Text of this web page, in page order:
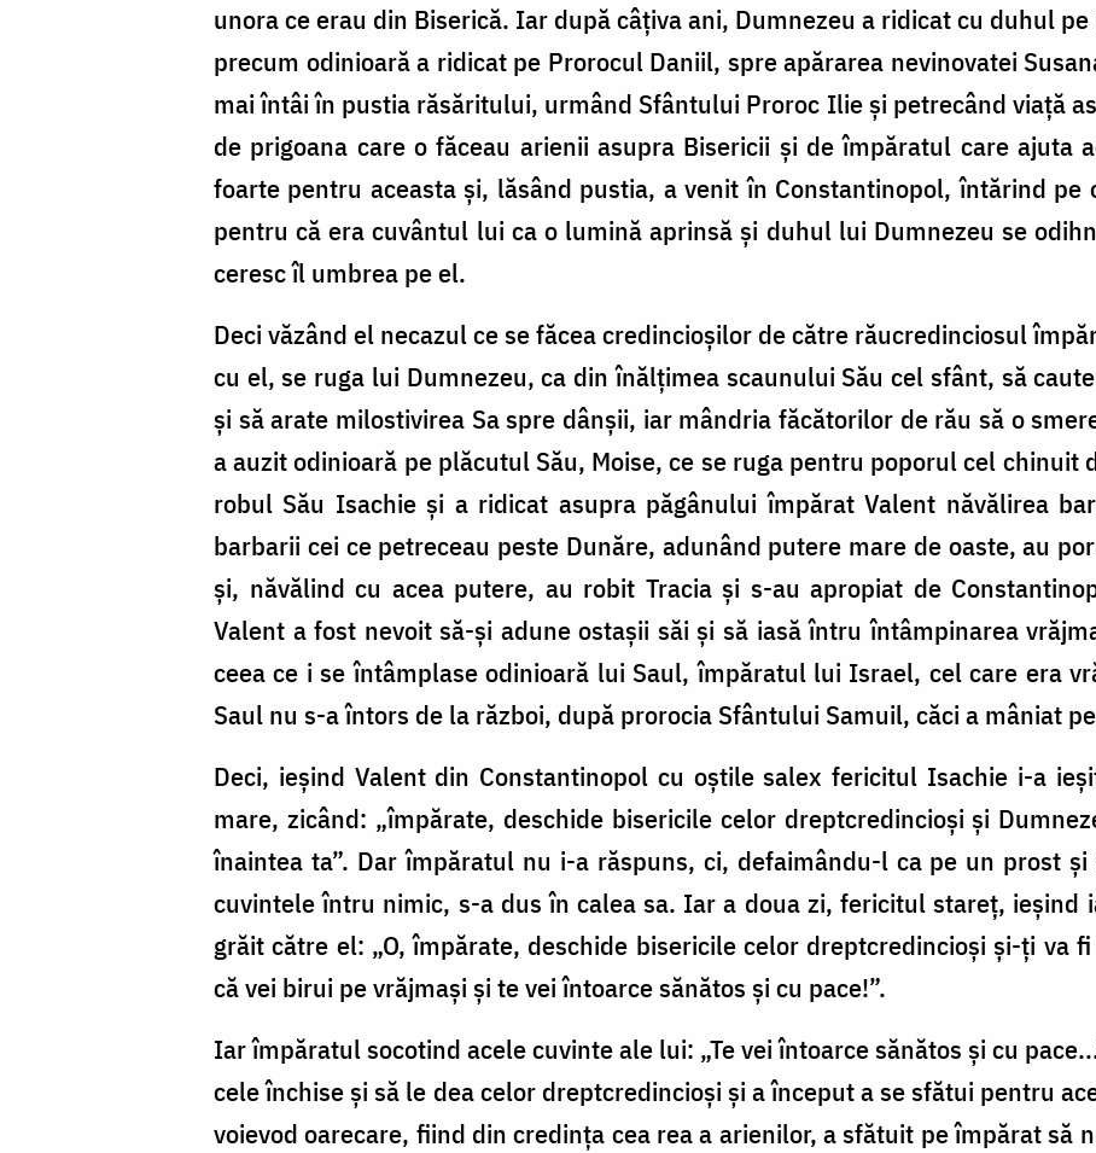
unora ce erau din Biserică. Iar după câțiva ani, Dumnezeu a ridicat cu duhul
precum odinioară a ridicat pe Prorocul Daniil, spre apărarea nevinovatei
mai întâi în pustia răsăritului, urmând Sfântului Proroc Ilie și petrecând viață
de prigoana care o făceau arienii asupra Bisericii și de împăratul care ajuta
foarte pentru aceasta și, lăsând pustia, a venit în Constantinopol, întărind pe
pentru că era cuvântul lui ca o lumină aprinsă și duhul lui Dumnezeu se
ceresc îl umbrea pe el.
Deci văzând el necazul ce se făcea credincioșilor de către răucredinciosul
cu el, se ruga lui Dumnezeu, ca din înălțimea scaunului Său cel sfânt, să
și să arate milostivirea Sa spre dânșii, iar mândria făcătorilor de rău să o
a auzit odinioară pe plăcutul Său, Moise, ce se ruga pentru poporul cel chinuit
robul Său Isachie și a ridicat asupra păgânului împărat Valent năvălirea
barbarii cei ce petreceau peste Dunăre, adunând putere mare de oaste, au
și, năvălind cu acea putere, au robit Tracia și s-au apropiat de
Valent a fost nevoit să-și adune ostașii săi și să iasă întru întâmpinarea
ceea ce i se întâmplase odinioară lui Saul, împăratul lui Israel, cel care era
Saul nu s-a întors de la război, după prorocia Sfântului Samuil, căci a mâniat
Deci, ieșind Valent din Constantinopol cu oștile salex fericitul Isachie i-a
mare, zicând: „împărate, deschide bisericile celor dreptcredincioși și
înaintea ta”. Dar împăratul nu i-a răspuns, ci, defaimându-l ca pe un prost
cuvintele întru nimic, s-a dus în calea sa. Iar a doua zi, fericitul stareț, ieșind
grăit către el: „O, împărate, deschide bisericile celor dreptcredincioși și-ți va
că vei birui pe vrăjmași și te vei întoarce sănătos și cu pace!”.
Iar împăratul socotind acele cuvinte ale lui: „Te vei întoarce sănătos și cu
cele închise și să le dea celor dreptcredincioși și a început a se sfătui pentru
voievod oarecare, fiind din credința cea rea a arienilor, a sfătuit pe împărat să